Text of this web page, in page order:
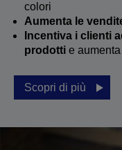
colori
Aumenta le
Incentiva i clienti
prodotti e
Scopri di più